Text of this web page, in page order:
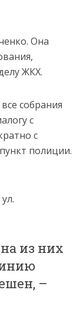
Она
ЖКХ.
собрания
с
с
полиции.
из них
–